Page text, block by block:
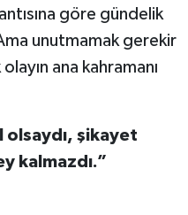
göre gündelik
unutmamak gerekir
ana kahramanı
olsaydı, şikayet
kalmazdı.”